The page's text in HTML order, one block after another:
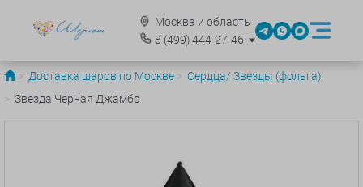
Москва и область
8 (499)444-27-46
Доставка шаров по Москве
Сердца/ Звезды (фольга)
Звезда Черная Джамбо